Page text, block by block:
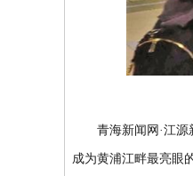
青海新闻网·江源新
成为黄浦江畔最亮眼